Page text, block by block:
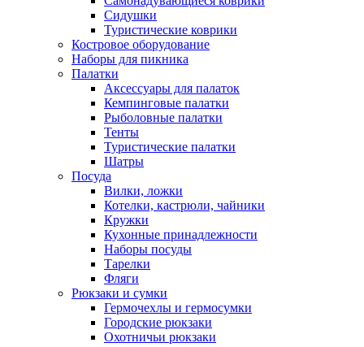
Сидушки
Туристические коврики
Костровое оборудование
Наборы для пикника
Палатки
Аксессуары для палаток
Кемпинговые палатки
Рыболовные палатки
Тенты
Туристические палатки
Шатры
Посуда
Вилки, ложки
Котелки, кастрюли, чайники
Кружки
Кухонные принадлежности
Наборы посуды
Тарелки
Фляги
Рюкзаки и сумки
Гермочехлы и гермосумки
Городские рюкзаки
Охотничьи рюкзаки